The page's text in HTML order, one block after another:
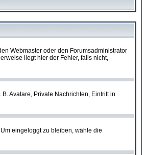
Webmaster oder den Forumsadministrator
liegt hier der Fehler, falls nicht,
Avatare, Private Nachrichten, Eintritt in
eingeloggt zu bleiben, wähle die